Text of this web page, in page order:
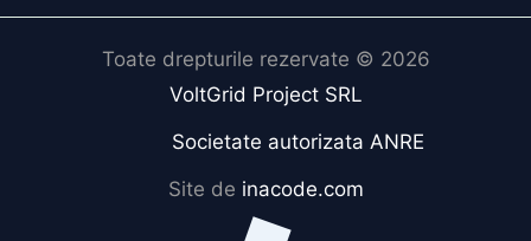
Toate drepturile rezervate © 2026
VoltGrid Project SRL
Societate autorizata ANRE
Site de inacode.com